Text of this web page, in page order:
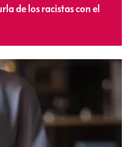
de los racistas con el